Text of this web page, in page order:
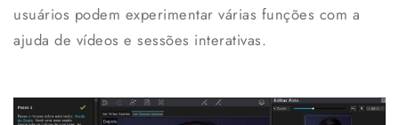
usuários podem experimentar várias funções com a
ajuda de vídeos e sessões interativas.